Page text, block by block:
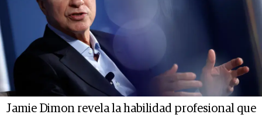
Jamie Dimon revela la habilidad profesional que